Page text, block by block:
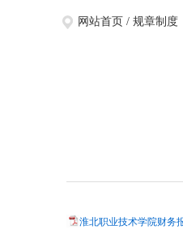
网站首页 / 规章制度
淮北职业技术学院财务